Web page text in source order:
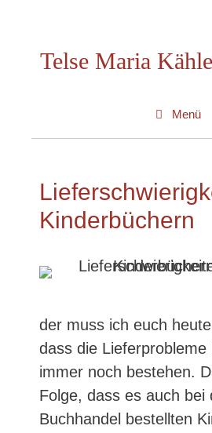
springenTelse Maria
Menü
Kinderbüchern
der muss ich euch
dass die Lieferprobleme
immer noch bestehen.
Folge, dass es auch bei
Buchhandel bestellten